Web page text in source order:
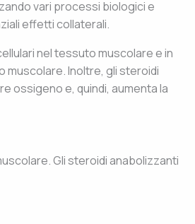
vari processi biologici e
effetti collaterali.
nel tessuto muscolare e in
muscolare. Inoltre, gli steroidi
ossigeno e, quindi, aumenta la
Gli steroidi anabolizzanti